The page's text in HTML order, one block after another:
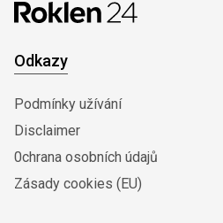
Odkazy
Podmínky užívání
Disclaimer
0chrana osobních údajů
Zásady cookies (EU)